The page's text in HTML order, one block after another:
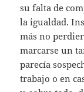
su falta de
la igualdad.
más no
marcarse un
parecía
trabajo o en